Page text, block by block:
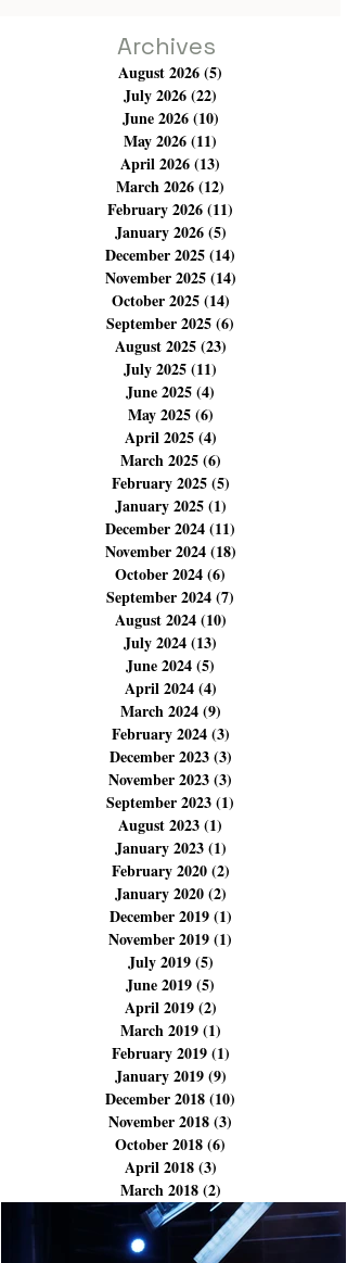
criminalité car il ne trouve pas de
Archives
August 2026 (5)
July 2026 (22)22 posts
June 2026(10)10 posts
May 2026(11)11 posts
April 2026(13)13 posts
March 2026(12)12 posts
February 2026 (11)11 posts
January 2026 (5)5 posts
December 2025 (14)
November 2025(14)
October 2025 (14)
September 2025
August 2025 (23)
July 2025 (11)
June 2025 (4)4 posts
May 2025(6)6 posts
April 2025(4)4 posts
March 2025 (6)6 posts
February 2025 (5)5 posts
January 2025 (1) 1 post
December 2024 (11)
November 2024(18)
October 2024 (6)
September 2024
August 2024 (10)
July 2024 (13)13 posts
June 2024(5)5 posts
April 2024(4)4 posts
March 2024(9)9 posts
February 2024 (3)3 posts
December 2023(3)
November 2023 (3)
September 2023 (1)
August 2023 (1)1 post
January 2023(1)1 post
February 2020 (2)2 posts
January 2020(2) 2 posts
December 2019
November 2019(1)
July 2019 (5)5 posts
June 2019(5)5 posts
April 2019(2)2 posts
March 2019(1)1 post
February 2019 (1)1 post
January 2019 (9)9 posts
December 2018(10)
November 2018(3)
October 2018(6)6 posts
April 2018(3)3 posts
March 2018(2)2 posts